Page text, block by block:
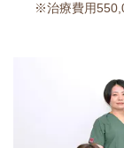
※治療費用